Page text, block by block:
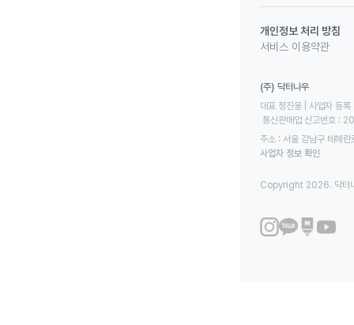
개인정보 처리 방침
서비스 이용약관
(주) 닥터나우
대표 정진웅 | 사업자
통신판매업 신고번호
주소 : 서울 강남구 테헤
사업자 정보 확인
Copyright 2026. 닥터